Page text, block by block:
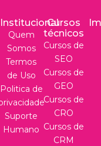
Institucional
Quem
Somos
Termos
de Uso
Politica de
Suporte
Humano
Cursos
técnicos
Cursos de
SEO
Cursos de
GEO
Cursos de
CRO
Cursos de
CRM